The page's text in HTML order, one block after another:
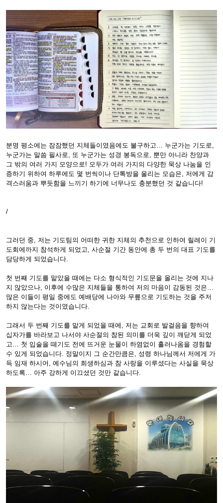
분명 평소에는 잠잠했던 지체들이였음에도 불구하고… 누군가는 기도로,
누군가는 말씀 필사로, 또 누군가는 성경 봉독으로, 뿐만 아니라 찬양과
그 밖의 여러 가지 모양으로! 모두가 여러 가지의 다양한 묵상 나눔을 인
증하기 위하여 하루에도 몇 번씩이나 단톡방을 울리는 모습은, 저에게 감
격스러움과 뿌듯함을 느끼기 하기에 너무나도 충분했던 것 같습니다!
/
그러던 중, 저는 기도팀의 어떠한 귀한 지체의 추천으로 인하여 릴레이 기
도회에까지 참석하게 되었고, 사순절 기간 동안에 총 두 번의 대표 기도를
담당하게 되었습니다.
첫 번째 기도를 맡았을 때에는 다소 형식적인 기도문을 올리는 것에 지나
지 않았으나, 이후에 수많은 지체들을 통하여 저의 마음이 감동된 것은…
많은 이들이 평일 중에도 예배당에 나아와 무릎으로 기도하는 것을 주저
하지 않는다는 것이였습니다.
그래서 두 번째 기도를 맡게 되었을 때에, 저는 교회로 발걸음을 향하여
십자가를 바라보고 나서야 사순절의 참된 의미를 더욱 깊이 깨닫게 되었
고… 첫 입술을 떼기도 전에 뜨거운 눈물이 하염없이 흘러나옴을 경험할
수 있게 되었습니다. 정말이지 그 순간만큼은, 성령 하나님께서 저에게 가
득 임재 하시어, 예수님의 희생하심과 참 사랑을 이루셨다는 사실을 묵상
하도록… 아주 강하게 이끄셨던 것만 같습니다.